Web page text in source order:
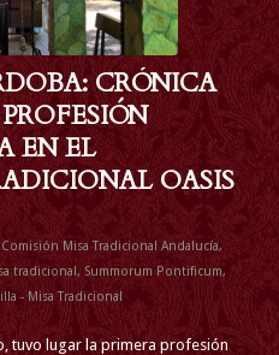
CRÓNICA
EN EL
OASIS
Comisión Misa Tradicional Andalucía,
tradicional, Summorum Pontificum,
- Misa Tradicional
tuvo lugar la primera profesión